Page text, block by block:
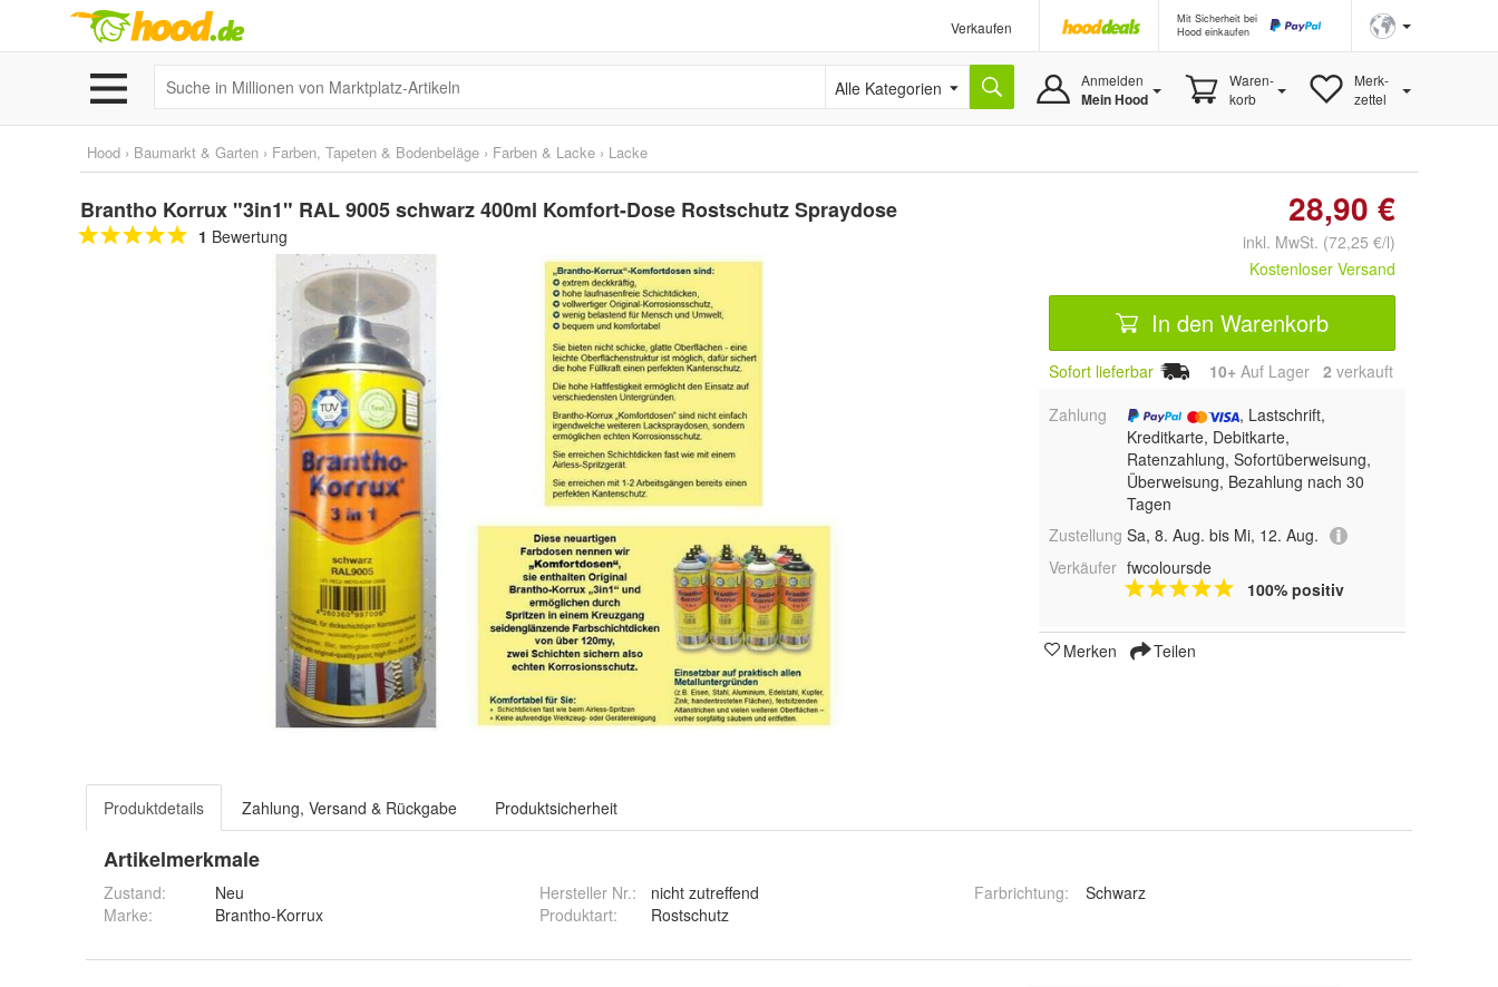
Verkaufen
Mit Sicherheit bei
Hood einkaufen
Alle Kategorien Anmelden
Mein Hood
Waren-
korb
Merk-
zettel
Hood › Baumarkt & Garten › Farben, Tapeten & Bodenbeläge › Farben & Lacke › Lacke
Brantho Korrux "3in1" RAL 9005 schwarz 400ml Komfort-Dose Rostschutz Spraydose
1 Bewertung
28,90 €
inkl. MwSt. (72,25 €/l)
Kostenloser Versand
In den Warenkorb
Sofort lieferbar 10+ Auf Lager 2 verkauft
Zahlung
, Lastschrift,
Kreditkarte, Debitkarte,
Ratenzahlung, Sofortüberweisung,
Überweisung, Bezahlung nach 30
Tagen
Zustellung Sa, 8. Aug. bis Mi, 12. Aug.
Verkäufer fwcoloursde
100% positiv
Merken Teilen
Produktdetails Zahlung, Versand & Rückgabe Produktsicherheit
Artikelmerkmale
Zustand:
Neu
Marke:
Brantho-Korrux
Hersteller Nr.:
nicht zutreffend
Produktart: Rostschutz
Farbrichtung: Schwarz